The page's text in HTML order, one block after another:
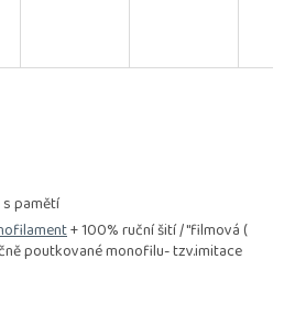
pamětí
+ 100% ruční šití / "filmová (
poutkované monofilu- tzv.imitace